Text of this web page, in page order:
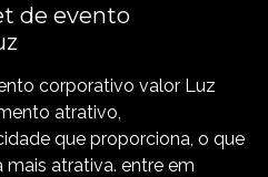
de evento
corporativo valor Luz
atrativo,
que proporciona, o que
atrativa. entre em